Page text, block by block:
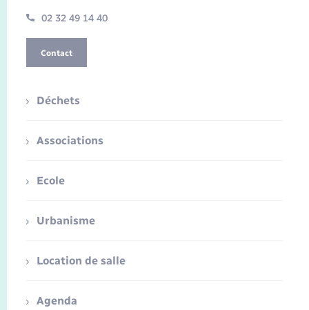
02 32 49 14 40
Contact
Déchets
Associations
Ecole
Urbanisme
Location de salle
Agenda